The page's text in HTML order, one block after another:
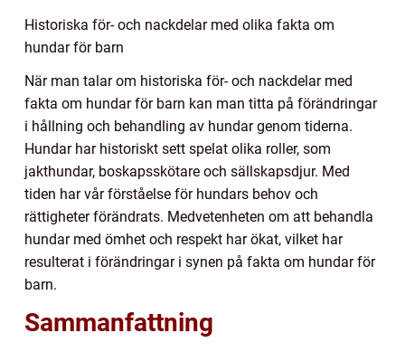
Historiska för- och nackdelar med olika fakta om
hundar för barn
När man talar om historiska för- och nackdelar med
fakta om hundar för barn kan man titta på förändringar
i hållning och behandling av hundar genom tiderna.
Hundar har historiskt sett spelat olika roller, som
jakthundar, boskapsskötare och sällskapsdjur. Med
tiden har vår förståelse för hundars behov och
rättigheter förändrats. Medvetenheten om att behandla
hundar med ömhet och respekt har ökat, vilket har
resulterat i förändringar i synen på fakta om hundar för
barn.
Sammanfattning